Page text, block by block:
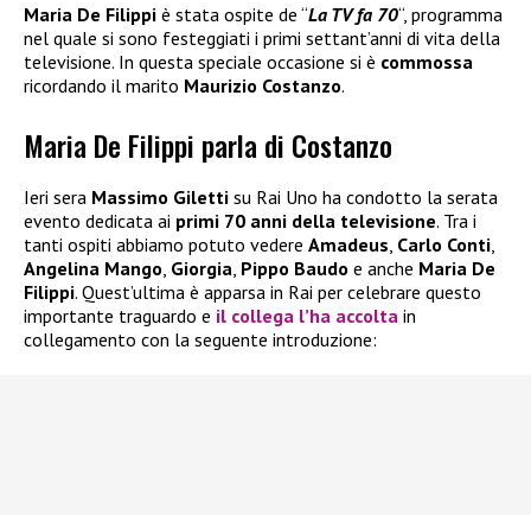
Maria De Filippi è stata ospite de “La TV fa 70“, programma
nel quale si sono festeggiati i primi settant’anni di vita della
televisione. In questa speciale occasione si è commossa
ricordando il marito Maurizio Costanzo.
Maria De Filippi parla di Costanzo
Ieri sera Massimo Giletti su Rai Uno ha condotto la serata
evento dedicata ai primi 70 anni della televisione. Tra i
tanti ospiti abbiamo potuto vedere Amadeus, Carlo Conti,
Angelina Mango, Giorgia, Pippo Baudo e anche Maria De
Filippi. Quest’ultima è apparsa in Rai per celebrare questo
importante traguardo e il collega l’ha accolta in
collegamento con la seguente introduzione: